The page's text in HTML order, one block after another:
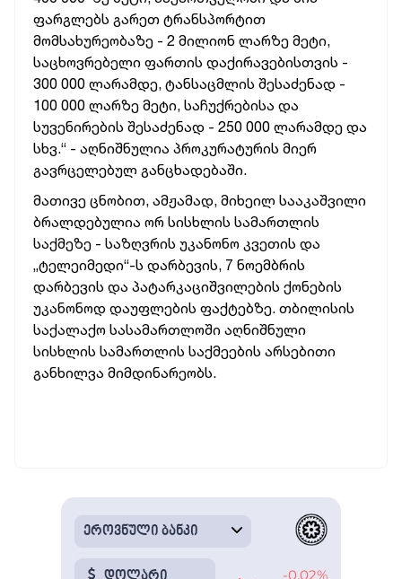
ფარგლებს გარეთ ტრანსპორტით
მომსახურეობაზე - 2 მილიონ ლარზე მეტი,
საცხოვრებელი ფართის დაქირავებისთვის -
300 000 ლარამდე, ტანსაცმლის შესაძენად -
100 000 ლარზე მეტი, საჩუქრებისა და
სუვენირების შესაძენად - 250 000 ლარამდე და
სხვ.“ - აღნიშნულია პროკურატურის მიერ
გავრცელებულ განცხადებაში.
მათივე ცნობით, ამჟამად, მიხეილ სააკაშვილი
ბრალდებულია ორ სისხლის სამართლის
საქმეზე - საზღვრის უკანონო კვეთის და
„ტელეიმედი“-ს დარბევის, 7 ნოემბრის
დარბევის და პატარკაციშვილების ქონების
უკანონოდ დაუფლების ფაქტებზე. თბილისის
საქალაქო სასამართლოში აღნიშნული
სისხლის სამართლის საქმეების არსებითი
განხილვა მიმდინარეობს.